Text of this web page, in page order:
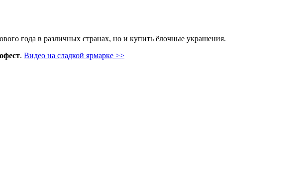
года в различных странах, но и купить ёлочные украшения.
. Видео на сладкой ярмарке >>